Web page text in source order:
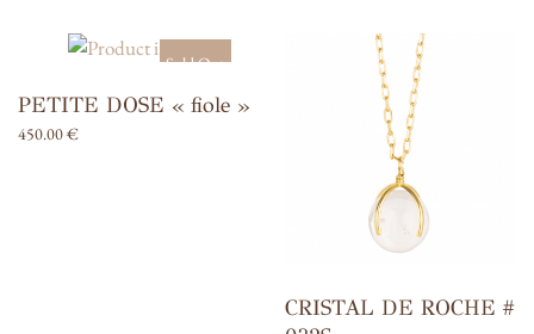
Sold Out
PETITE DOSE « fiole »
450.00€
CRISTAL DE ROCHE #